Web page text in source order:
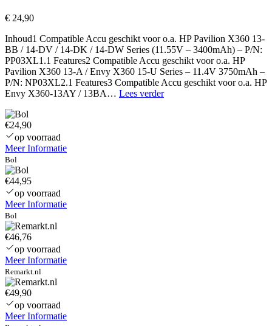
€ 24,90
Inhoud1 Compatible Accu geschikt voor o.a. HP Pavilion X360 13-
BB / 14-DV / 14-DK / 14-DW Series (11.55V – 3400mAh) – P/N:
PP03XL1.1 Features2 Compatible Accu geschikt voor o.a. HP
Pavilion X360 13-A / Envy X360 15-U Series – 11.4V 3750mAh –
P/N: NP03XL2.1 Features3 Compatible Accu geschikt voor o.a. HP
Envy X360-13AY / 13BA… Lees verderNotebook
€24,90
op voorraad
Meer Informatie
Bol
€44,95
op voorraad
Meer Informatie
Bol
€46,76
op voorraad
Meer Informatie
Remarkt.nl
€49,90
op voorraad
Meer Informatie